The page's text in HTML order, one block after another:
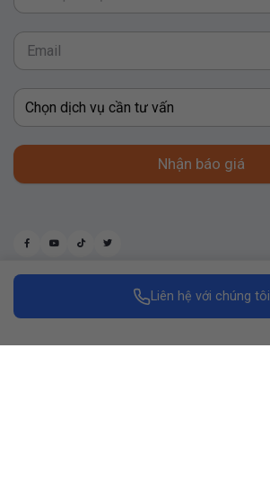
Nhận báo giá
by Replus Marketing
Liên hệ với chúng tôi